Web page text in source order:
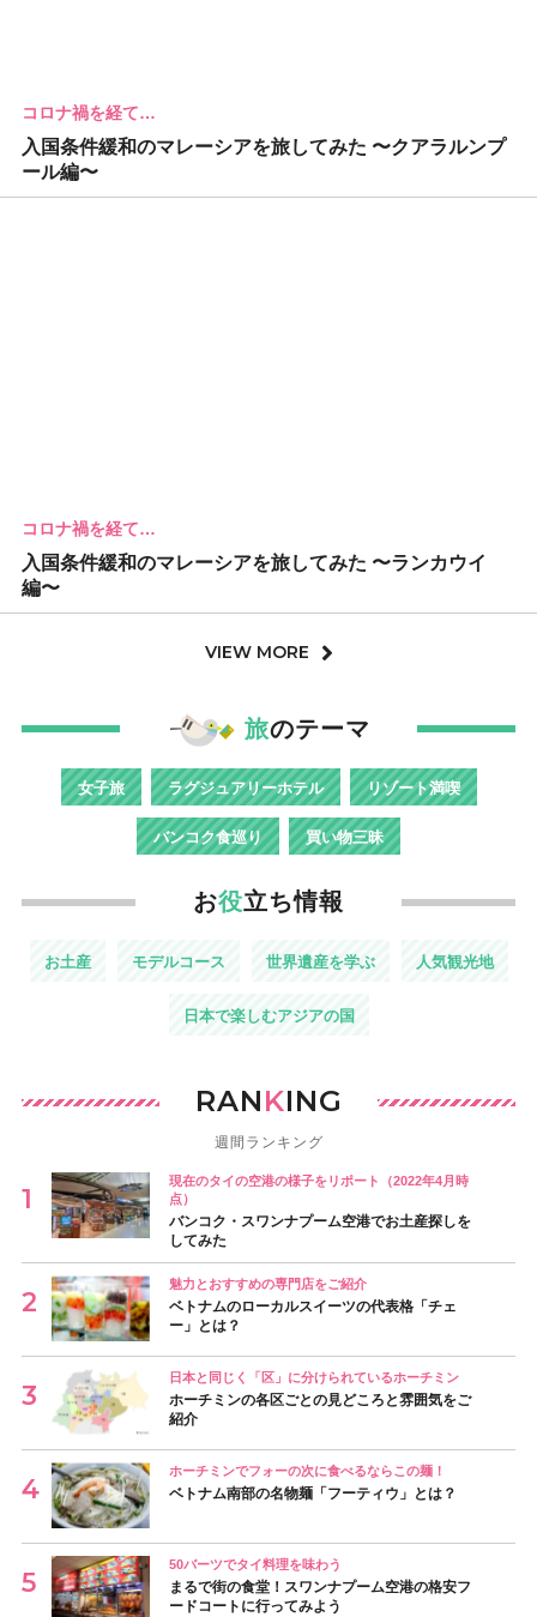
コロナ禍を経て…
入国条件緩和のマレーシアを旅してみた 〜クアラルンプ
ール編〜
コロナ禍を経て…
入国条件緩和のマレーシアを旅してみた 〜ランカウイ
編〜
VIEW MORE
旅のテーマ
女子旅 ラグジュアリーホテル リゾート満喫
バンコク食巡り 買い物三昧
お役立ち情報
お土産 モデルコース 世界遺産を学ぶ 人気観光地
日本で楽しむアジアの国
RANKING
週間ランキング
現在のタイの空港の様子をリポート（2022年4月時
点）
バンコク・スワンナプーム空港でお土産探しを
してみた
魅力とおすすめの専門店をご紹介
ベトナムのローカルスイーツの代表格「チェ
ー」とは？
日本と同じく「区」に分けられているホーチミン
ホーチミンの各区ごとの見どころと雰囲気をご
紹介
ホーチミンでフォーの次に食べるならこの麺！
ベトナム南部の名物麺「フーティウ」とは？
50バーツでタイ料理を味わう
まるで街の食堂！スワンナプーム空港の格安フ
ードコートに行ってみよう